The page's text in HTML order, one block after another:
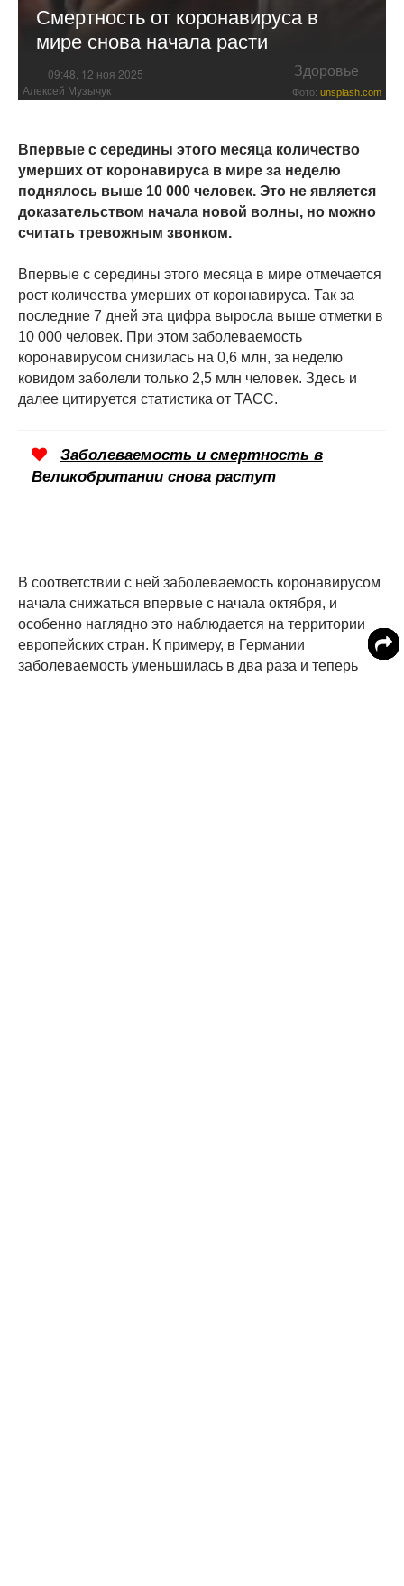
Смертность от коронавируса в
мире снова начала расти
09:48, 12 ноя 2025 Здоровье
Алексей Музычук Фото: unsplash.com
Впервые с середины этого месяца количество
умерших от коронавируса в мире за неделю
поднялось выше 10 000 человек. Это не является
доказательством начала новой волны, но можно
считать тревожным звонком.
Впервые с середины этого месяца в мире отмечается
рост количества умерших от коронавируса. Так за
последние 7 дней эта цифра выросла выше отметки в
10 000 человек. При этом заболеваемость
коронавирусом снизилась на 0,6 млн, за неделю
ковидом заболели только 2,5 млн человек. Здесь и
далее цитируется статистика от ТАСС.
Заболеваемость и смертность в
Великобритании снова растут
В соответствии с ней заболеваемость коронавирусом
начала снижаться впервые с начала октября, и
особенно наглядно это наблюдается на территории
европейских стран. К примеру, в Германии
заболеваемость уменьшилась в два раза и теперь